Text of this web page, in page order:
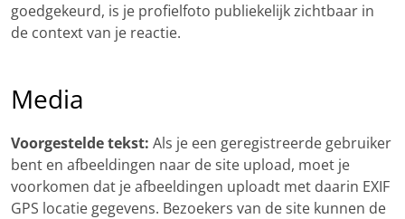
goedgekeurd, is je profielfoto publiekelijk zichtbaar in
de context van je reactie.
Media
Voorgestelde tekst: Als je een geregistreerde gebruiker
bent en afbeeldingen naar de site upload, moet je
voorkomen dat je afbeeldingen uploadt met daarin EXIF
GPS locatie gegevens. Bezoekers van de site kunnen de